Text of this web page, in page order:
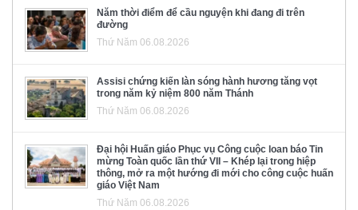
Năm thời điểm để cầu nguyện khi đang đi trên
đường
Thứ Năm 06.08.2026
Assisi chứng kiến làn sóng hành hương tăng vọt
trong năm kỷ niệm 800 năm Thánh
Thứ Năm 06.08.2026
Đại hội Huấn giáo Phục vụ Công cuộc loan báo Tin
mừng Toàn quốc lần thứ VII – Khép lại trong hiệp
thông, mở ra một hướng đi mới cho công cuộc huấn
giáo Việt Nam
Thứ Năm 06.08.2026